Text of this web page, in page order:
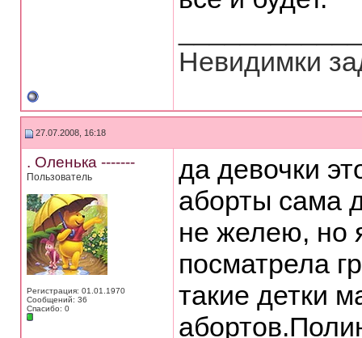
Невидимки
27.07.2008, 16:18
. Оленька -------
Пользователь
Регистрация: 01.01.1970
Сообщений: 36
Спасибо: 0
да девочки
аборты сама
не желею, но
посматрела
такие детки